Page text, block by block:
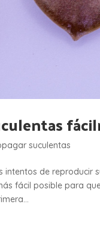
suculentas
intentos de reproducir
fácil posible para